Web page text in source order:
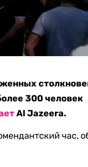
300 человек
Al Jazeera.
час,